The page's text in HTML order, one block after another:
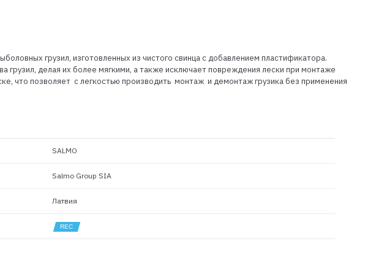
грузил, изготовленных из чистого свинца с добавлением пластификатора.
делая их более мягкими, а также исключает повреждения лески при монтаже
что позволяет с легкостью производить монтаж и демонтаж грузика без применения
SALMO
Salmo Group SIA
Латвия